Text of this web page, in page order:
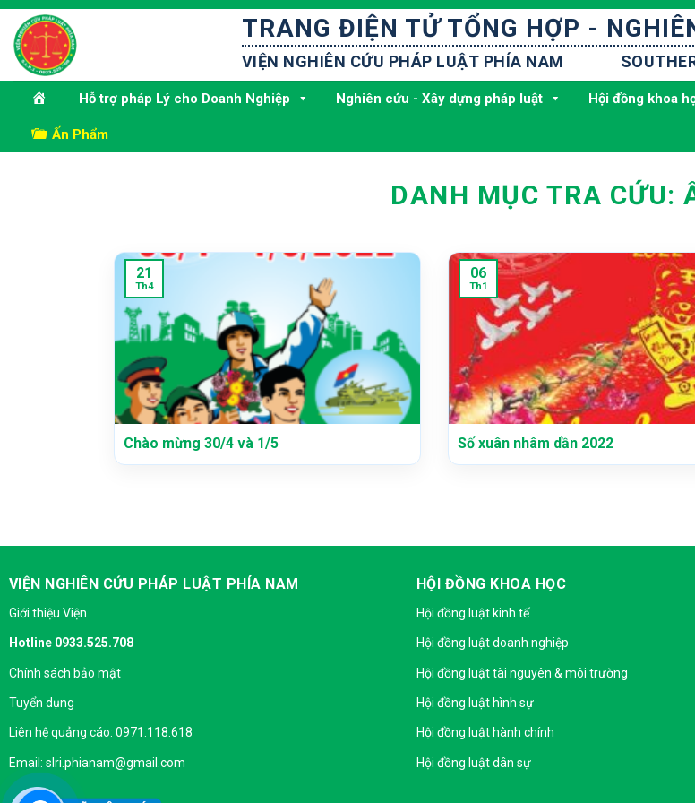
Bỏ
qua
nội
dung
TRANG ĐIỆN TỬ TỔNG HỢP -
VIỆN NGHIÊN CỨU PHÁP LUẬT PHÍA NAM
Hỗ trợ pháp Lý cho Doanh Nghiệp Nghiên cứu - Xây dựng pháp luật Hội đồng khoa
Ấn Phẩm
DANH MỤC TRA CỨU:
Chào mừng 30/4 và 1/5
21
Th4
Số xuân nhâm dần 2022
06
Th1
VIỆN NGHIÊN CỨU PHÁP LUẬT PHÍA NAM
Giới thiệu Viện
Hotline 0933.525.708
Chính sách bảo mật
Tuyển dụng
Liên hệ quảng cáo: 0971.118.618
Email: slri.phianam@gmail.com
HỘI ĐỒNG KHOA HỌC
Hội đồng luật kinh tế
Hội đồng luật doanh nghiệp
Hội đồng luật tài nguyên & môi trường
Hội đồng luật hình sự
Hội đồng luật hành chính
Hội đồng luật dân sự